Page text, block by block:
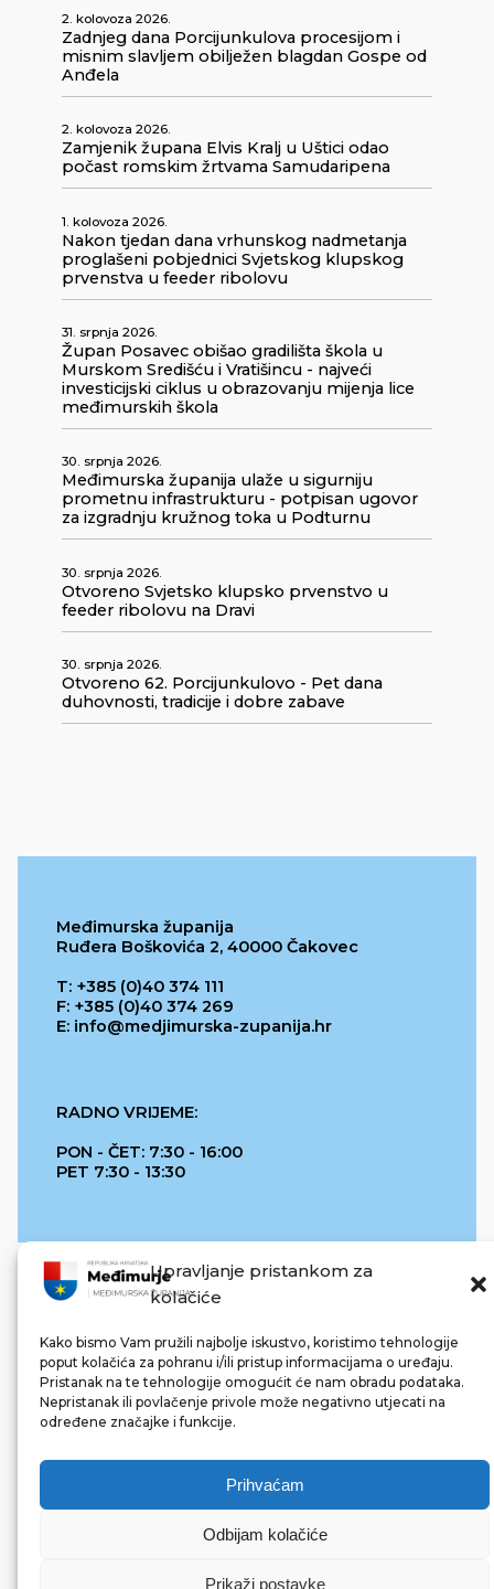
Upravljanje pristankom za
kolačiće
Kako bismo Vam pružili najbolje iskustvo, koristimo tehnologije
poput kolačića za pohranu i/ili pristup informacijama o uređaju.
Pristanak na te tehnologije omogućit će nam obradu podataka.
Nepristanak ili povlačenje privole može negativno utjecati na
određene značajke i funkcije.
Prihvaćam
Odbijam kolačiće
Prikaži postavke
2. kolovoza 2026.
Zadnjeg dana Porcijunkulova procesijom i
misnim slavljem obilježen blagdan Gospe od
Anđela
2. kolovoza 2026.
Zamjenik župana Elvis Kralj u Uštici odao
počast romskim žrtvama Samudaripena
1. kolovoza 2026.
Nakon tjedan dana vrhunskog nadmetanja
proglašeni pobjednici Svjetskog klupskog
prvenstva u feeder ribolovu
31. srpnja 2026.
Župan Posavec obišao gradilišta škola u
Murskom Središću i Vratišincu - najveći
investicijski ciklus u obrazovanju mijenja lice
međimurskih škola
30. srpnja 2026.
Međimurska županija ulaže u sigurniju
prometnu infrastrukturu - potpisan ugovor
za izgradnju kružnog toka u Podturnu
30. srpnja 2026.
Otvoreno Svjetsko klupsko prvenstvo u
feeder ribolovu na Dravi
30. srpnja 2026.
Otvoreno 62. Porcijunkulovo - Pet dana
duhovnosti, tradicije i dobre zabave
Međimurska županija
Ruđera Boškovića 2, 40000 Čakovec
T: +385 (0)40 374 111
F: +385 (0)40 374 269
E: info@medjimurska-zupanija.hr
RADNO VRIJEME:
PON - ČET: 7:30 - 16:00
PET 7:30 - 13:30
REPUBLIKA HRVATSKA
© 2022 Međimurska županija. Sva prava pridržana.